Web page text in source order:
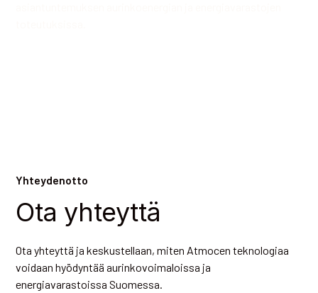
Yhteydenotto
Ota yhteyttä
Ota yhteyttä ja keskustellaan, miten Atmocen teknologiaa
voidaan hyödyntää aurinkovoimaloissa ja
energiavarastoissa Suomessa.